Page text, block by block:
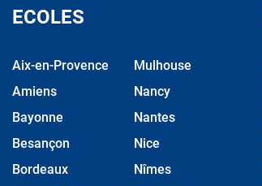
ECOLES
Aix-en-Provence
Amiens
Bayonne
Besançon
Bordeaux
Mulhouse
Nancy
Nantes
Nice
Nîmes